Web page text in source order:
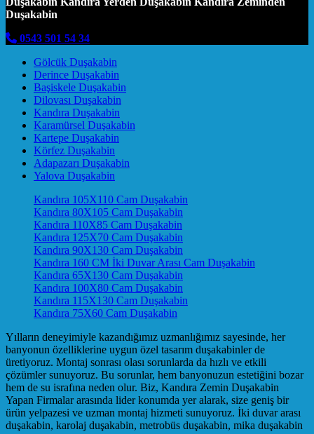
Duşakabin
0543 501 54 34
Gölcük Duşakabin
Derince Duşakabin
Başiskele Duşakabin
Dilovası Duşakabin
Kandıra Duşakabin
Karamürsel Duşakabin
Kartepe Duşakabin
Körfez Duşakabin
Adapazarı Duşakabin
Yalova Duşakabin
Kandıra 105X110 Cam Duşakabin
Kandıra 80X105 Cam Duşakabin
Kandıra 110X85 Cam Duşakabin
Kandıra 125X70 Cam Duşakabin
Kandıra 90X130 Cam Duşakabin
Kandıra 160 CM İki Duvar Arası Cam Duşakabin
Kandıra 65X130 Cam Duşakabin
Kandıra 100X80 Cam Duşakabin
Kandıra 115X130 Cam Duşakabin
Kandıra 75X60 Cam Duşakabin
Yılların deneyimiyle kazandığımız uzmanlığımız sayesinde, her
banyonun özelliklerine uygun özel tasarım duşakabinler de
üretiyoruz. Montaj sonrası olası sorunlarda da hızlı ve etkili
çözümler sunuyoruz. Bu sorunlar, hem banyonuzun estetiğini bozar
hem de su israfına neden olur. Biz, Kandıra Zemin Duşakabin
Yapan Firmalar arasında lider konumda yer alarak, size geniş bir
ürün yelpazesi ve uzman montaj hizmeti sunuyoruz. İki duvar arası
duşakabin, karolaj duşakabin, metrobüs duşakabin, mika duşakabin